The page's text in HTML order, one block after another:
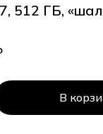
512 ГБ,
В